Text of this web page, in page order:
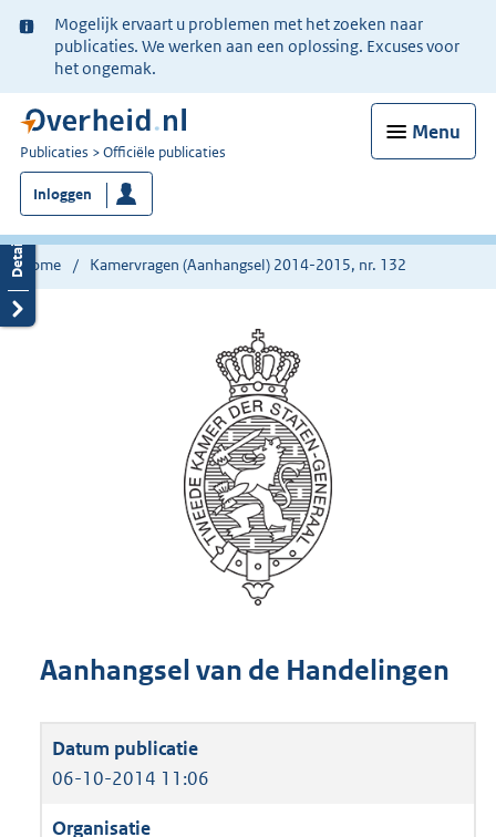
Ter
informatie:
Mogelijk ervaart u problemen met het zoeken naar
publicaties. We werken aan een oplossing. Excuses voor
het ongemak.
Menu
U
bent
nu
hier:
Publicaties Officiële publicaties
Inloggen
Home Kamervragen (Aanhangsel) 2014-2015, nr. 132
Aanhangsel van de Handelingen
06-10-2014 11:06